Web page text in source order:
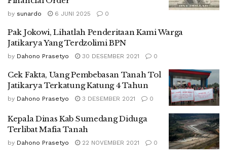
by sunardo 6 JUNI 2025 0
Pak Jokowi, Lihatlah Penderitaan Kami Warga
Jatikarya Yang Terdzolimi BPN
by Dahono Prasetyo 30 DESEMBER 2021 0
Cek Fakta, Uang Pembebasan Tanah Tol
Jatikarya Terkatung Katung 4 Tahun
by Dahono Prasetyo 3 DESEMBER 2021 0
Kepala Dinas Kab Sumedang Diduga
Terlibat Mafia Tanah
by Dahono Prasetyo 22 NOVEMBER 2021 0